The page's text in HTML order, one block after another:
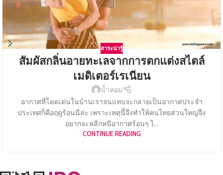
สาระน่ารู้
สัมผัสกลิ่นอายทะเลจากการตกแต่งสไตล์
เมดิเตอร์เรเนียน
น้ำหอม
อากาศที่โดดเด่นในบ้านเราจนแทบจะกลายเป็นอากาศประจำ
ประเทศก็คือฤดูร้อนนี่ล่ะ เพราะเหตุนี้จึงทำให้คนไทยส่วนใหญ่จึง
อยากจะหลีกหนีอากาศร้อนๆ ไ...
CONTINUE READING